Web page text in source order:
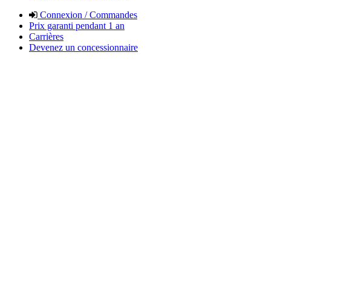
Connexion / Commandes
Prix garanti pendant 1 an
Carrières
Devenez un concessionnaire